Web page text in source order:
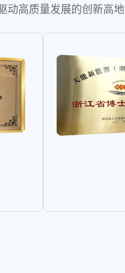
动高质量发展的创新高地